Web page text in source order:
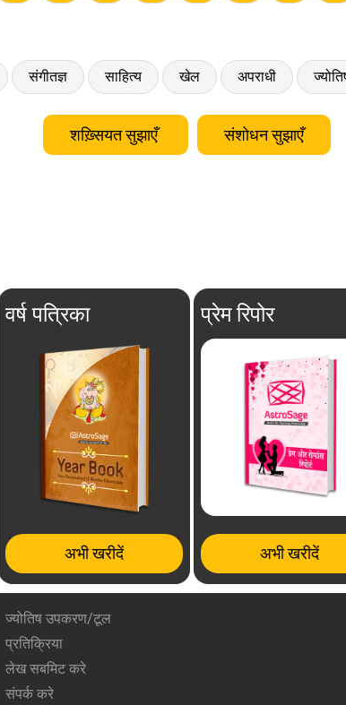
संगीतज्ञ साहित्य खेल अपराधी
शख़्सियत सुझाएँ संशोधन सुझाएँ
वर्ष पत्रिका
अभी खरीदें
प्रेम रिपोर
अभी खरीदें
ज्योतिष उपकरण/टूल
प्रतिक्रिया
लेख सबमिट करे
संपर्क करे